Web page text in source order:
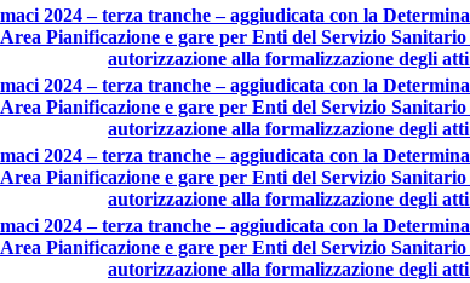
2024 – terza tranche – aggiudicata con la
Pianificazione e gare per Enti del Servizio
autorizzazione alla formalizzazione degli
2024 – terza tranche – aggiudicata con la
Pianificazione e gare per Enti del Servizio
autorizzazione alla formalizzazione degli
2024 – terza tranche – aggiudicata con la
Pianificazione e gare per Enti del Servizio
autorizzazione alla formalizzazione degli
2024 – terza tranche – aggiudicata con la
Pianificazione e gare per Enti del Servizio
autorizzazione alla formalizzazione degli